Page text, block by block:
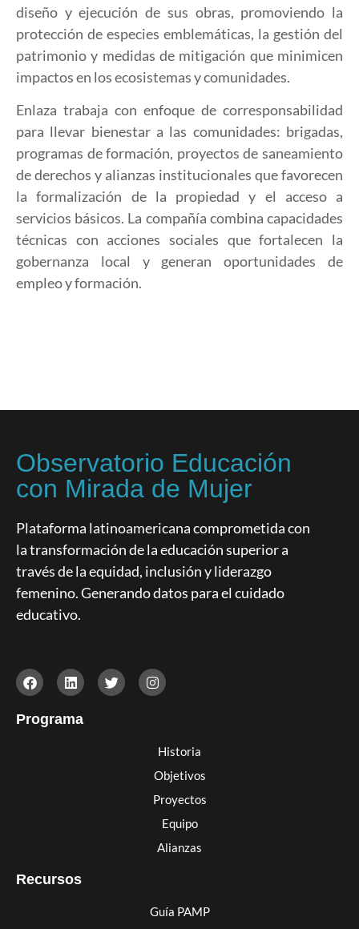
diseño y ejecución de sus obras, promoviendo la
protección de especies emblemáticas, la gestión del
patrimonio y medidas de mitigación que minimicen
impactos en los ecosistemas y comunidades.
Enlaza trabaja con enfoque de corresponsabilidad
para llevar bienestar a las comunidades: brigadas,
programas de formación, proyectos de saneamiento
de derechos y alianzas institucionales que favorecen
la formalización de la propiedad y el acceso a
servicios básicos. La compañía combina capacidades
técnicas con acciones sociales que fortalecen la
gobernanza local y generan oportunidades de
empleo y formación.
Observatorio Educación
con Mirada de Mujer
Plataforma latinoamericana comprometida con
la transformación de la educación superior a
través de la equidad, inclusión y liderazgo
femenino. Generando datos para el cuidado
educativo.
Programa
Historia
Objetivos
Proyectos
Equipo
Alianzas
Recursos
Guía PAMP